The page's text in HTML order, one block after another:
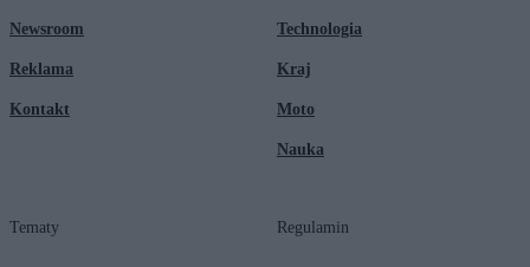
Newsroom
Reklama
Kontakt
Technologia
Kraj
Moto
Nauka
Tematy Regulamin